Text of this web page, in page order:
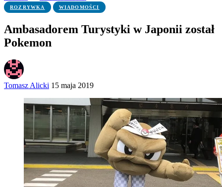
ROZRYWKA WIADOMOŚCI
Ambasadorem Turystyki w Japonii został
Pokemon
Tomasz Alicki 15 maja 2019